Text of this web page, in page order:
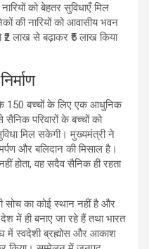
को बेहतर सुविधाएँ मिल
की नारियों को आवासीय भवन
₹2 लाख से बढ़ाकर ₹5 लाख किया
के 150 बच्चों के लिए एक आधुनिक
सैनिक परिवारों के बच्चों को
मिल सकेगी। मुख्यमंत्री ने
और बलिदान की मिसाल है।
होता, वह सदैव सैनिक ही रहता
सोच का कोई स्थान नहीं है और
में ही बनाए जा रहे हैं तथा भारत
में स्वदेशी ब्रह्मोस और आकाश